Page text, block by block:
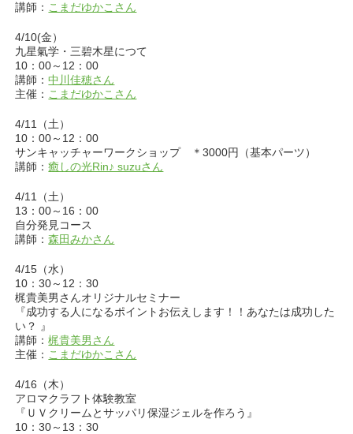
講師： こまだゆかこさん
4/10(金）
九星氣学・三碧木星につて
10：00～12：00
講師：中川佳穂さん
主催： こまだゆかこさん
4/11（土）
10：00～12：00
サンキャッチャーワークショップ ＊3000円（基本パーツ）
講師：癒しの光Rin♪ suzuさん
4/11（土）
13：00～16：00
自分発見コース
講師：森田みかさん
4/15（水）
10：30～12：30
梶貴美男さんオリジナルセミナー
『成功する人になるポイントお伝えします！！あなたは成功した
い？ 』
講師：梶貴美男さん
主催： こまだゆかこさん
4/16（木）
アロマクラフト体験教室
『ＵＶクリームとサッパリ保湿ジェルを作ろう』
10：30～13：30